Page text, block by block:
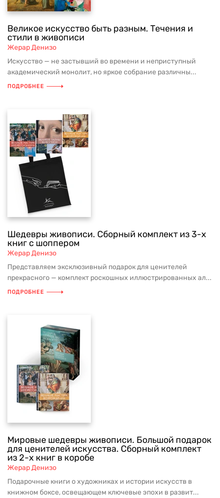
Великое искусство быть разным. Течения и
стили в живописи
Жерар Денизо
Искусство — не застывший во времени и неприступный
академический монолит, но яркое собрание различны...
ПОДРОБНЕЕ
Шедевры живописи. Сборный комплект из 3-х
книг с шоппером
Жерар Денизо
Представляем эксклюзивный подарок для ценителей
прекрасного — комплект роскошных иллюстрированных ал...
ПОДРОБНЕЕ
Мировые шедевры живописи. Большой подарок
для ценителей искусства. Сборный комплект
из 2-х книг в коробе
Жерар Денизо
Подарочные книги о художниках и истории искусств в
книжном боксе, освещающем ключевые эпохи в развит...